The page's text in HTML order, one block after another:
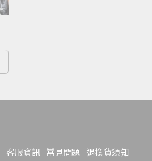
客服資訊 常見問題 退換貨須知